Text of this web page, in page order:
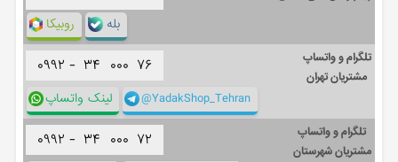
روبیکا بله
تلگرام و واتساپ
مشتریان تهران
۰۹۹۲ - ۳۴ ۰۰۰ ۷۶
لینک واتساپ @YadakShop_Tehran
تلگرام و واتساپ
مشتریان شهرستان
۰۹۹۲ - ۳۴ ۰۰۰ ۷۲